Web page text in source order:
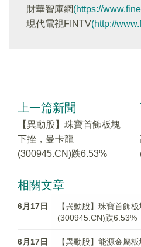
財華智庫網(https://
現代電視FINTV(http://
上一篇新聞
【異動股】珠寶首飾板塊
下挫，曼卡龍
(300945.CN)跌6.53%
相關文章
6月17日
【異動股】珠寶首飾
(300945.CN)跌6.53%
6月17日
【異動股】能源金屬